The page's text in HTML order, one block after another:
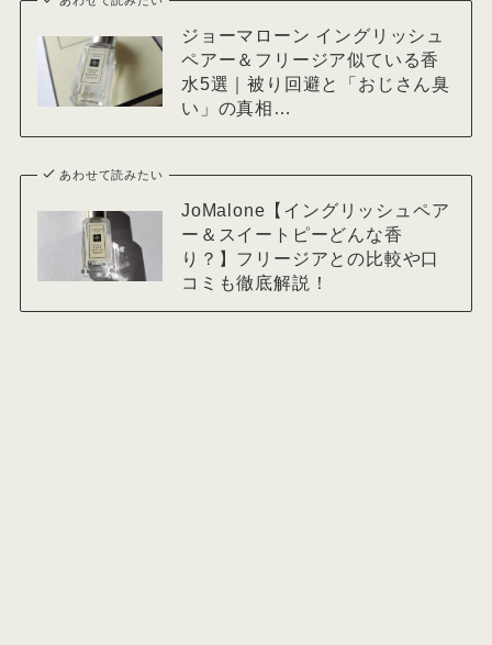
ジョーマローン イングリッシュ
ペアー＆フリージア似ている香
水5選｜被り回避と「おじさん臭
い」の真相…
あわせて読みたい
JoMalone【イングリッシュペア
ー＆スイートピーどんな香
り？】フリージアとの比較や口
コミも徹底解説！